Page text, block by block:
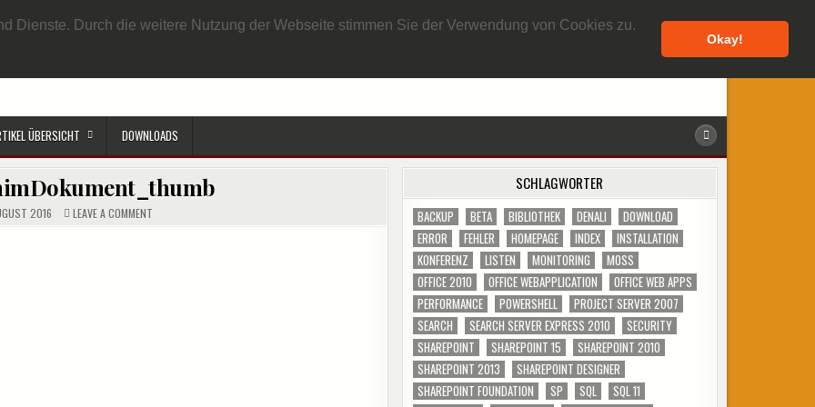
Dienste. Durch die weitere Nutzung der Webseite stimmen Sie der Verwendung von Cookies zu.
Okay!
BENUTZER DATENSCHUTZRICHTLINIE IMPRESSUM SAMPLE PAGE 6. AUGUST 2026
ÜBERSICHT DOWNLOADS
2016 LEAVE A COMMENTON
SCHLAGWÖRTER
BACKUP BETA BIBLIOTHEK DENALI
DOWNLOAD
ERROR
FEHLER HOMEPAGE INDEX
INSTALLATION
KONFERENZ
LISTEN MONITORING
MOSS
OFFICE 2010
OFFICE WEBAPPLICATION
OFFICE WEB APPS
PERFORMANCE
POWERSHELL
PROJECT SERVER 2007
SEARCH
SEARCH SERVER EXPRESS 2010
SECURITY
SHAREPOINT
SHAREPOINT 15
SHAREPOINT 2010
SHAREPOINT 2013
SHAREPOINT DESIGNER
SHAREPOINT FOUNDATION
SP SQL
SQL 11